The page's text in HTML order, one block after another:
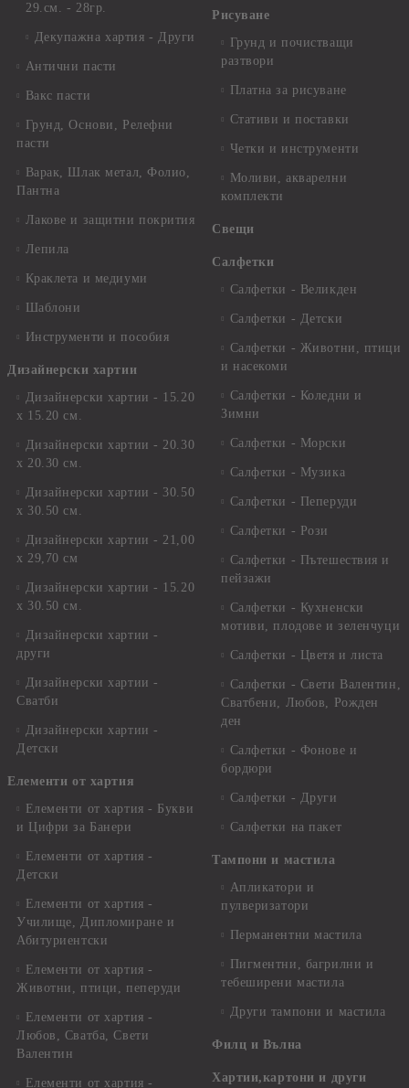
29.см. - 28гр.
Декупажна хартия - Други
Антични пасти
Вакс пасти
Грунд, Основи, Релефни
пасти
Варак, Шлак метал, Фолио,
Пантна
Лакове и защитни покрития
Лепила
Краклета и медиуми
Шаблони
Инструменти и пособия
Дизайнерски хартии
Дизайнерски хартии - 15.20
х 15.20 см.
Дизайнерски хартии - 20.30
х 20.30 см.
Дизайнерски хартии - 30.50
х 30.50 см.
Дизайнерски хартии - 21,00
х 29,70 см
Дизайнерски хартии - 15.20
x 30.50 см.
Дизайнерски хартии -
други
Дизайнерски хартии -
Сватби
Дизайнерски хартии -
Детски
Елементи от хартия
Елементи от хартия - Букви
и Цифри за Банери
Елементи от хартия -
Детски
Елементи от хартия -
Училище, Дипломиране и
Абитуриентски
Елементи от хартия -
Животни, птици, пеперуди
Елементи от хартия -
Любов, Сватба, Свети
Валентин
Елементи от хартия -
Рисуване
Грунд и почистващи
разтвори
Платна за рисуване
Стативи и поставки
Четки и инструменти
Моливи, акварелни
комплекти
Свещи
Салфетки
Салфетки - Великден
Салфетки - Детски
Салфетки - Животни, птици
и насекоми
Салфетки - Коледни и
Зимни
Салфетки - Морски
Салфетки - Музика
Салфетки - Пеперуди
Салфетки - Рози
Салфетки - Пътешествия и
пейзажи
Салфетки - Кухненски
мотиви, плодове и зеленчуци
Салфетки - Цветя и листа
Салфетки - Свети Валентин,
Сватбени, Любов, Рожден
ден
Салфетки - Фонове и
бордюри
Салфетки - Други
Салфетки на пакет
Тампони и мастила
Апликатори и
пулверизатори
Перманентни мастила
Пигментни, багрилни и
тебеширени мастила
Други тампони и мастила
Филц и Вълна
Хартии,картони и други